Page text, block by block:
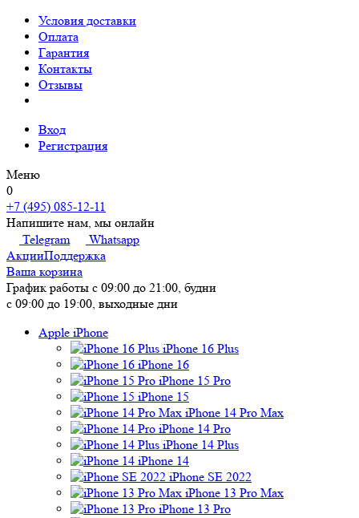
Условия доставки
Оплата
Гарантия
Контакты
Отзывы
Вход
Регистрация
Меню
0
+7 (495) 085-12-11
Напишите нам, мы онлайн
Telegram
Whatsapp
АкцииПоддержка
Ваша корзина
График работы с 09:00 до 21:00, будни
с 09:00 до 19:00, выходные дни
Apple iPhone
iPhone 16 Plus
iPhone 16
iPhone 15 Pro
iPhone 15
iPhone 14 Pro Max
iPhone 14 Pro
iPhone 14 Plus
iPhone 14
iPhone SE 2022
iPhone 13 Pro Max
iPhone 13 Pro